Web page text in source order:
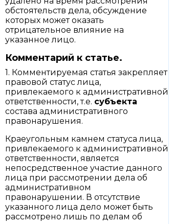
обстоятельств дела, обсуждение
которых может оказать
отрицательное влияние на
указанное лицо.
Комментарий к статье.
1. Комментируемая статья закрепляет
правовой статус лица,
привлекаемого к административной
ответственности, т.е. субъекта
состава административного
правонарушения.
Краеугольным камнем статуса лица,
привлекаемого к административной
ответственности, является
непосредственное участие данного
лица при рассмотрении дела об
административном
правонарушении. В отсутствие
указанного лица дело может быть
рассмотрено лишь по делам об